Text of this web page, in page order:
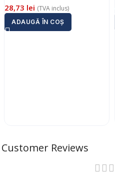
28,73 lei (TVA inclus)
ADAUGĂ ÎN COȘ
Customer Reviews